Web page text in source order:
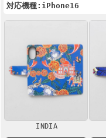
対応機種:iPhone16
INDIA